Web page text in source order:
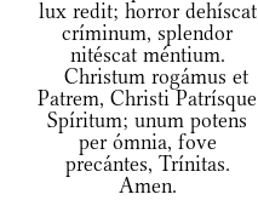
lux redit; horror dehíscat
críminum, splendor
nitéscat méntium.
Christum rogámus et
Patrem, Christi Patrísque
Spíritum; unum potens
per ómnia, fove
precántes, Trínitas.
Amen.